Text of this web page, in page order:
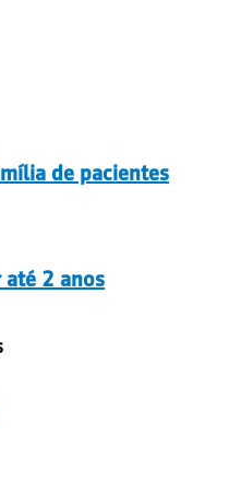
de pacientes
2 anos